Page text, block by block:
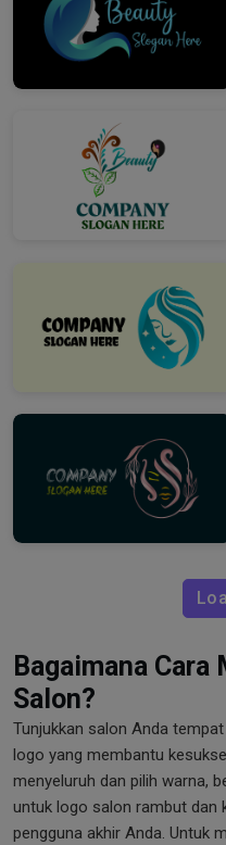
Bagaimana Cara
Salon?
Tunjukkan salon Anda
logo yang membantu
menyeluruh dan pilih warna,
untuk logo salon rambut dan
pengguna akhir Anda. Untuk